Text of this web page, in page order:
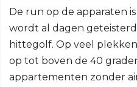
De run op de apparaten
wordt al dagen
hittegolf. Op veel
op tot boven de 40
appartementen zonder